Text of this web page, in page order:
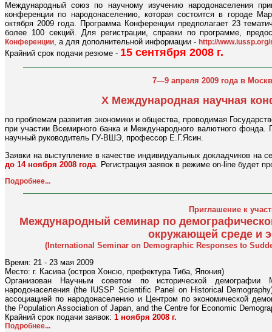
Международный союз по научному изучению народонаселения
конференции по народонаселению, которая состоится в городе
октября 2009 года. Программа Конференции предполагает 23
более 100 секций. Для регистрации, справки по программе,
Конференции, а для дополнительной информации - http://
Крайний срок подачи резюме - 15 сентября 2008 г.
7—9 апреля 2009 года в
X Международная научная
по проблемам развития экономики и общества, проводимая
при участии Всемирного банка и Международного валютного фонда.
научный руководитель ГУ-ВШЭ, профессор Е.Г.Ясин.
Заявки на выступление в качестве индивидуальных докладчиков на
до 14 ноября 2008 года . Регистрация заявок в режиме on-line будет
Подробнее...
Приглашение к
Международный семинар по
окружающей среде и
(International Seminar on Demographic Responses to
Время: 21 - 23 мая 2009
Место: г. Касива (остров Хонсю, префектура Тиба, Япония)
Организован Научным советом по исторической
народонаселения (the IUSSP Scientific Panel on Historical
ассоциацией по народонаселению и Центром по экономической
the Population Association of Japan, and the Centre for Economic
Крайний срок подачи заявок: 1 ноября 2008 г.
Подробнее...